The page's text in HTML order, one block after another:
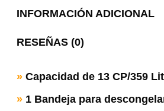
INFORMACIÓN ADICIONAL
RESEÑAS (0)
» Capacidad de 13 CP/359
» 1 Bandeja para